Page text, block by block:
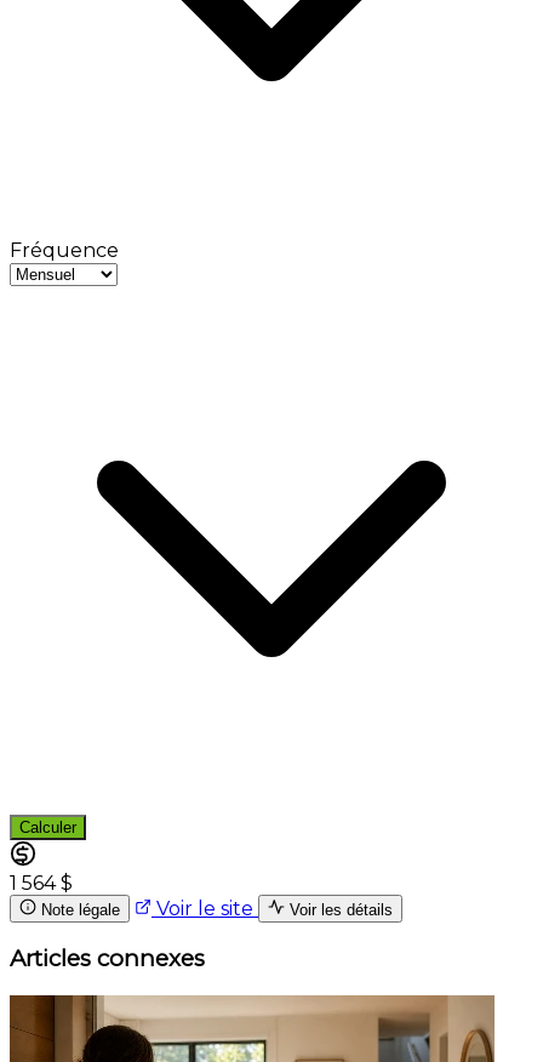
Fréquence
Calculer
1 564 $
Note légale Voir le site Voir les détails
Articles connexes